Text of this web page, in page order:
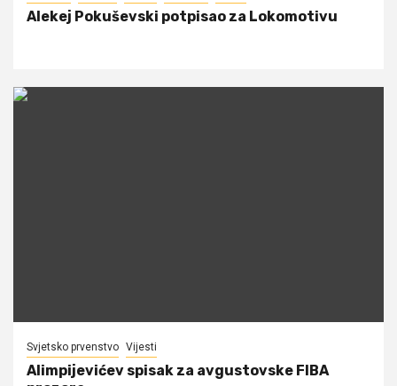
Alekej Pokuševski potpisao za Lokomotivu
Svjetsko prvenstvo Vijesti
Alimpijevićev spisak za avgustovske FIBA